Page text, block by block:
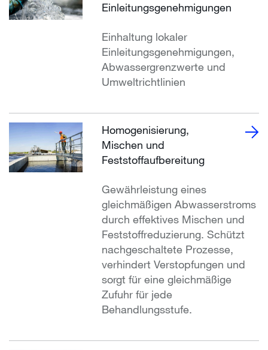
Einleitungsgenehmigungen
Einhaltung lokaler
Einleitungsgenehmigungen,
Abwassergrenzwerte und
Umweltrichtlinien
Homogenisierung,
Mischen und
Feststoffaufbereitung
Gewährleistung eines
gleichmäßigen Abwasserstroms
durch effektives Mischen und
Feststoffreduzierung. Schützt
nachgeschaltete Prozesse,
verhindert Verstopfungen und
sorgt für eine gleichmäßige
Zufuhr für jede
Behandlungsstufe.